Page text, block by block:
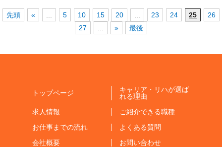
先頭 « 5 10 15 20 23 24 25
26
27
» 最後
トップページ
キャリア・リハが選ば
れる理由
求人情報
ご紹介できる職種
お仕事までの流れ
よくある質問
会社概要
お問い合わせ